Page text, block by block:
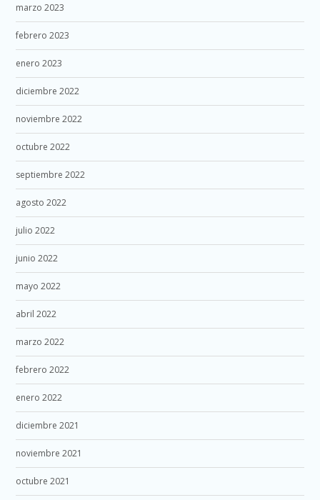
marzo 2023
febrero 2023
enero 2023
diciembre 2022
noviembre 2022
octubre 2022
septiembre 2022
agosto 2022
julio 2022
junio 2022
mayo 2022
abril 2022
marzo 2022
febrero 2022
enero 2022
diciembre 2021
noviembre 2021
octubre 2021